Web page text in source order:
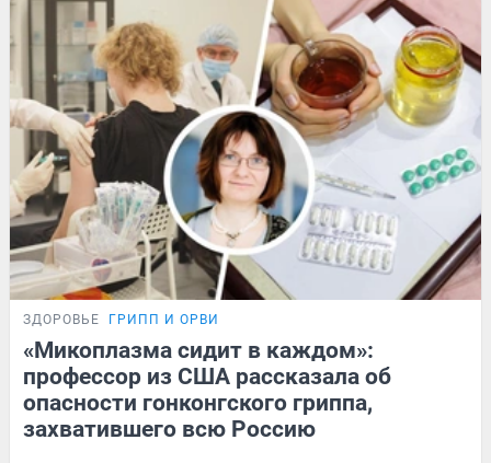
ЗДОРОВЬЕ ГРИПП И ОРВИ
«Микоплазма сидит в каждом»:
профессор из США рассказала об
опасности гонконгского гриппа,
захватившего всю Россию